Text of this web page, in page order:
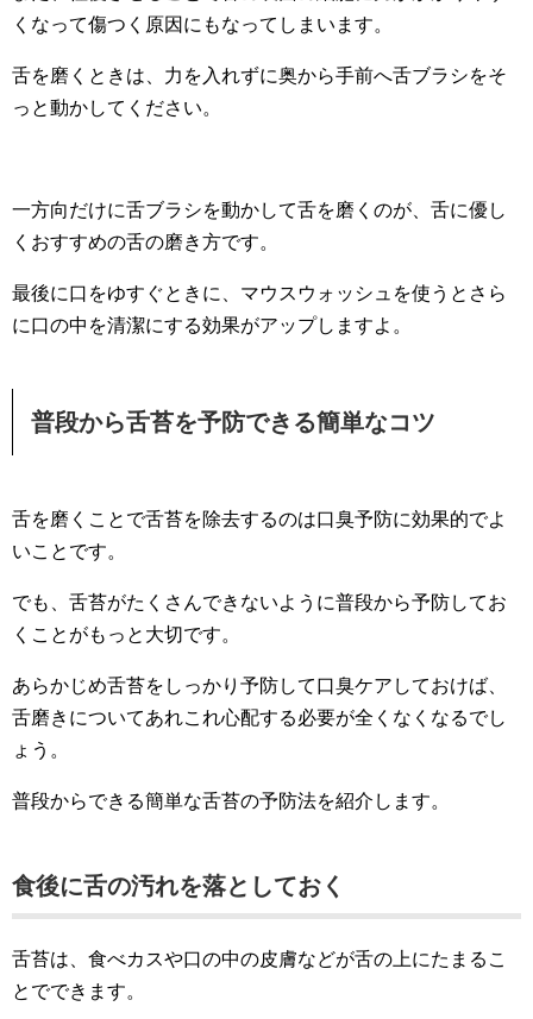
くなって傷つく原因にもなってしまいます。
舌を磨くときは、力を入れずに奥から手前へ舌ブラシをそ
っと動かしてください。
一方向だけに舌ブラシを動かして舌を磨くのが、舌に優し
くおすすめの舌の磨き方です。
最後に口をゆすぐときに、マウスウォッシュを使うとさら
に口の中を清潔にする効果がアップしますよ。
普段から舌苔を予防できる簡単なコツ
舌を磨くことで舌苔を除去するのは口臭予防に効果的でよ
いことです。
でも、舌苔がたくさんできないように普段から予防してお
くことがもっと大切です。
あらかじめ舌苔をしっかり予防して口臭ケアしておけば、
舌磨きについてあれこれ心配する必要が全くなくなるでし
ょう。
普段からできる簡単な舌苔の予防法を紹介します。
食後に舌の汚れを落としておく
舌苔は、食べカスや口の中の皮膚などが舌の上にたまるこ
とでできます。